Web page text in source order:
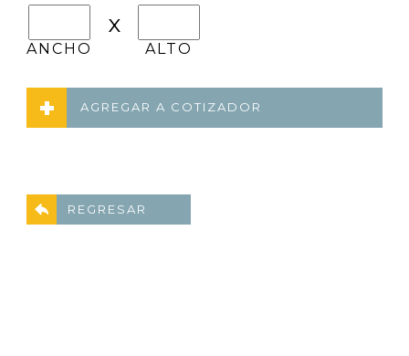
ANCHO
x
ALTO
AGREGAR A COTIZADOR
REGRESAR